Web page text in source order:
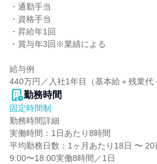
・通勤⼿当
・資格⼿当
・昇給年1回
・賞与年3回※業績による
給与例
440万円／⼊社1年⽬（基本給＋残業代
勤務時間
固定時間制
勤務時間詳細
実働時間：1日あたり8時間
平均勤務日数：1ヶ月あたり18日 〜 20
9:00〜18:00実働8時間／1⽇